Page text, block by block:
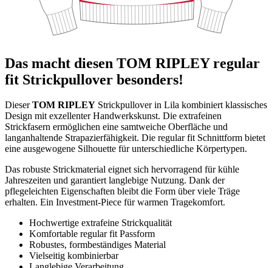
Das macht diesen TOM RIPLEY regular
fit Strickpullover besonders!
DieserTOM RIPLEY Strickpullover in Lila kombiniert klassisches
Design mit exzellenter Handwerkskunst. Die extrafeinen
Strickfasern ermöglichen eine samtweiche Oberfläche und
langanhaltende Strapazierfähigkeit. Die regular fit Schnittform bietet
eine ausgewogene Silhouette für unterschiedliche Körpertypen.
Das robuste Strickmaterial eignet sich hervorragend für kühle
Jahreszeiten und garantiert langlebige Nutzung. Dank der
pflegeleichten Eigenschaften bleibt die Form über viele Träge
erhalten. Ein Investment-Piece für warmen Tragekomfort.
Hochwertige extrafeine Strickqualität
Komfortable regular fit Passform
Robustes, formbeständiges Material
Vielseitig kombinierbar